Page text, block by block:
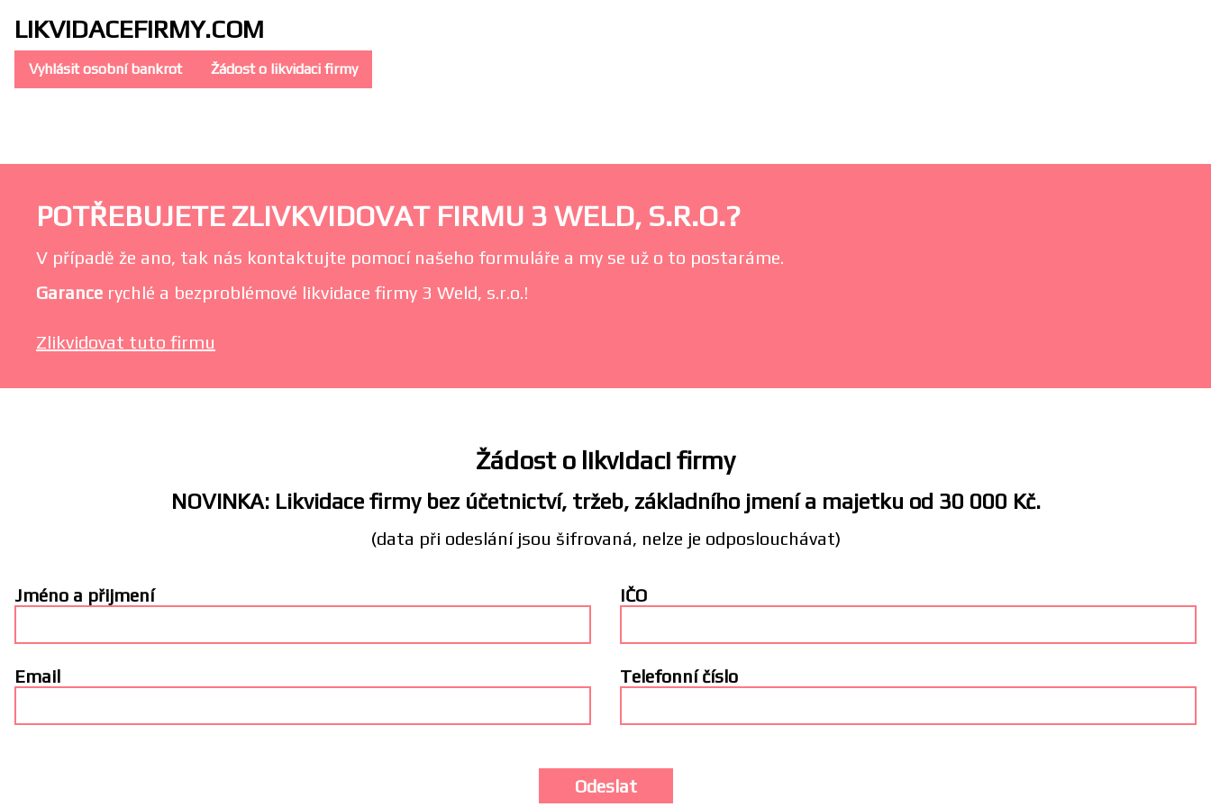
LIKVIDACEFIRMY.COM
Vyhlásit osobní bankrot Žádost o likvidaci firmy
POTŘEBUJETE ZLIVKVIDOVAT FIRMU 3 WELD, S.R.O.?
V případě že ano, tak nás kontaktujte pomocí našeho formuláře a my se už o to postaráme.
Garance rychlé a bezproblémové likvidace firmy 3 Weld, s.r.o.!
Zlikvidovat tuto firmu
Žádost o likvidaci firmy
NOVINKA: Likvidace firmy bez účetnictví, tržeb, základního jmení a majetku od 30 000 Kč.
(data při odeslání jsou šifrovaná, nelze je odposlouchávat)
Jméno a přijmení IČO
Email Telefonní číslo
Odeslat